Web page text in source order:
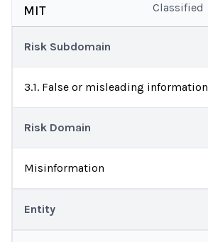
MIT
Classified
Risk Subdomain
3.1. False or misleading information
Risk Domain
Misinformation
Entity